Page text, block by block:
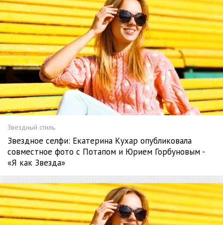
Звездный стиль.
Звездное селфи: Екатерина Кухар опубликовала
совместное фото с Потапом и Юрием Горбуновым -
«Я как Звезда»